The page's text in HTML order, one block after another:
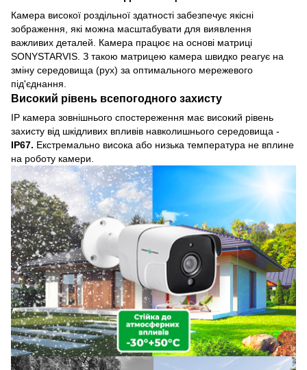
Камера високої роздільної здатності забезпечує якісні
зображення, які можна масштабувати для виявлення
важливих деталей. Камера працює на основі матриці
SONYSTARVIS. З такою матрицею камера швидко реагує на
зміну середовища (рух) за оптимального мережевого
під'єднання.
Високий рівень всепогодного захисту
IP камера зовнішнього спостереження має високий рівень
захисту від шкідливих впливів навколишнього середовища -
IP67. Екстремально висока або низька температура не вплине
на роботу камери.